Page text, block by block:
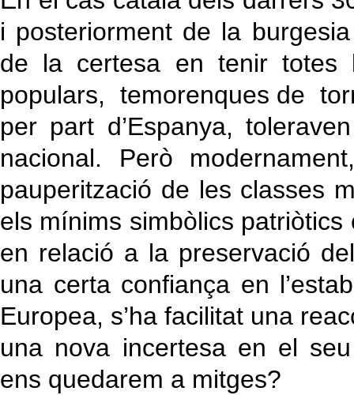
i posteriorment de la
de la certesa en tenir totes
populars, temorenques de
per part d’Espanya,
nacional. Però
pauperització de les classes
els mínims simbòlics
en relació a la preservació
una certa confiança en
Europea, s’ha facilitat una
una nova incertesa en el
ens quedarem a mitges?